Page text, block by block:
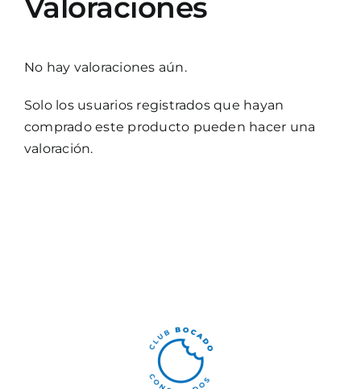
No hay valoraciones aún.
Solo los usuarios registrados que hayan
comprado este producto pueden hacer una
valoración.